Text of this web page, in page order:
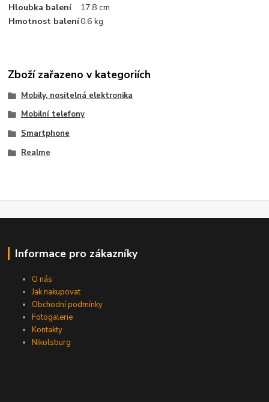
Hloubka balení
17.8 cm
Hmotnost balení0.6 kg
Zboží zařazeno v kategoriích
Mobily, nositelná elektronika
Mobilní telefony
Smartphone
Realme
Informace pro zákazníky
O nás
Jak nakupovat
Obchodní podmínky
Fotogalerie
Kontakty
Nikolsburg